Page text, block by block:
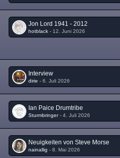
Jon Lord 1941 - 2012
hotblack - 12. Juni 2026
Interview
dirie -6. Juli 2026
Ian Paice Drumtribe
Sturmbringer-4. Juli 2026
Neuigkeiten von Steve Morse
nainallig -8. Mai 2026